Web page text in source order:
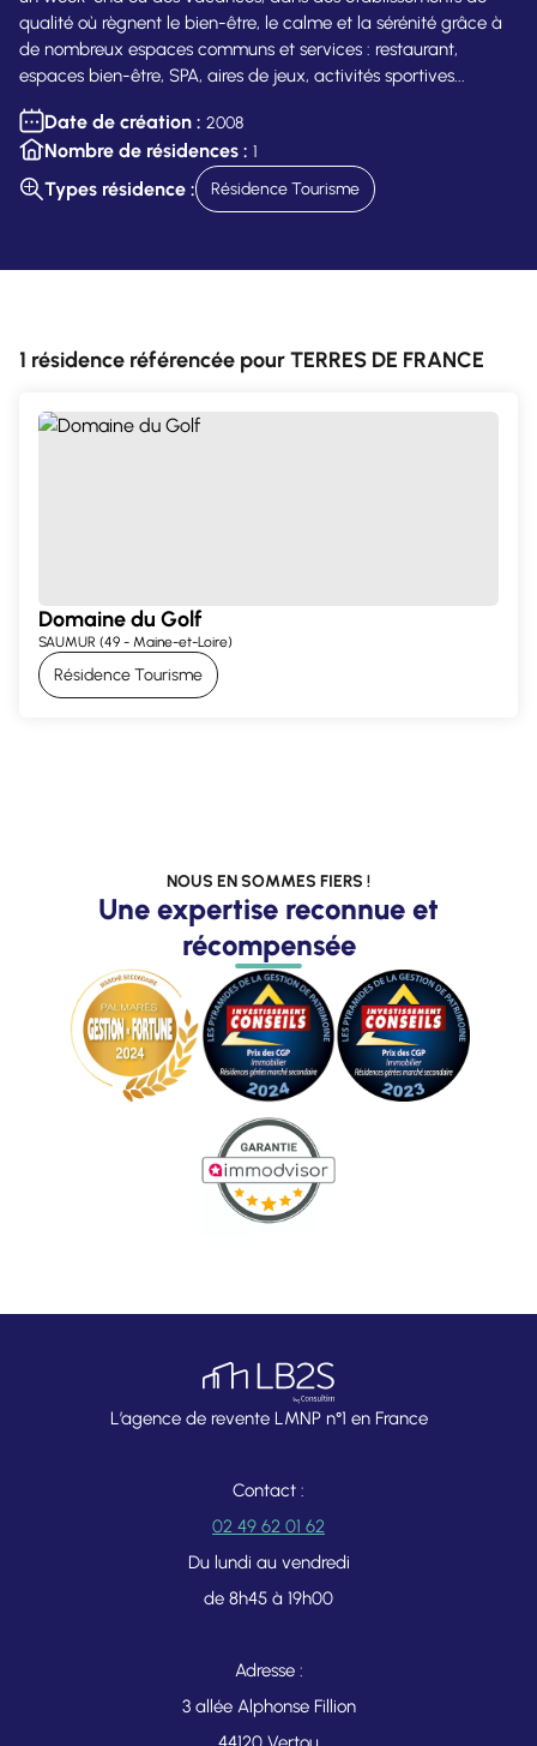
qualité où règnent le bien-être, le calme et la sérénité grâce à
de nombreux espaces communs et services : restaurant,
espaces bien-être, SPA, aires de jeux, activités sportives...
Date de création : 2008
Nombre de résidences : 1
Types résidence : Résidence Tourisme
1 résidence référencée pour TERRES DE FRANCE
Domaine du Golf
SAUMUR (49 - Maine-et-Loire)
Résidence Tourisme
NOUS EN SOMMES FIERS !
Une expertise reconnue et
récompensée
L’agence de revente LMNP n°1 en France
Contact :
02 49 62 01 62
Du lundi au vendredi
de 8h45 à 19h00
Adresse :
3 allée Alphonse Fillion